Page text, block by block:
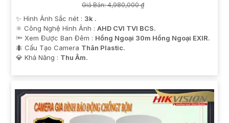
Giá Bán: 4,980,000 ₫
✨ Hình Ảnh Sắc nét : 3k .
⚛️ Công Nghệ Hình Ảnh : AHD CVI TVI BCS.
🔦 Xem Được Ban Đêm : Hồng Ngoại 30m Hồng Ngoại EXIR.
🐜 Cấu Tạo Camera Thân Plastic.
️💎 Khả Năng : Thu Âm.